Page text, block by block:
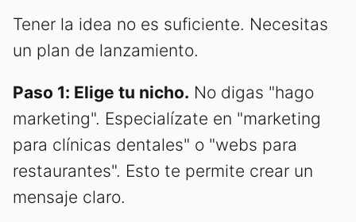
Tener la idea no es suficiente. Necesitas
un plan de lanzamiento.
Paso 1: Elige tu nicho. No digas "hago
marketing". Especialízate en "marketing
para clínicas dentales" o "webs para
restaurantes". Esto te permite crear un
mensaje claro.